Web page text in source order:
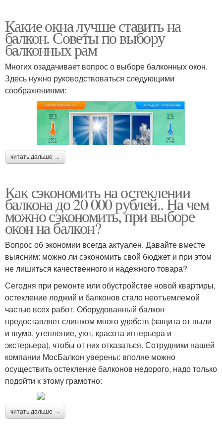
Какие окна лучше ставить на
балкон. Советы по выбору
балконных рам
Многих озадачивает вопрос о выборе балконных окон.
Здесь нужно руководствоваться следующими
соображениями:
читать дальше →
Как сэкономить на остеклении
балкона до 20 000 рублей.. На чем
можно сэкономить, при выборе
окон на балкон?
Вопрос об экономии всегда актуален. Давайте вместе
выясним: можно ли сэкономить свой бюджет и при этом
не лишиться качественного и надежного товара?
Сегодня при ремонте или обустройстве новой квартиры,
остекление лоджий и балконов стало неотъемлемой
частью всех работ. Оборудованный балкон
предоставляет слишком много удобств (защита от пыли
и шума, утепление, уют, красота интерьера и
экстерьера), чтобы от них отказаться. Сотрудники нашей
компании МосБалкон уверены: вполне можно
осуществить остекление балконов недорого, надо только
подойти к этому грамотно:
читать дальше →